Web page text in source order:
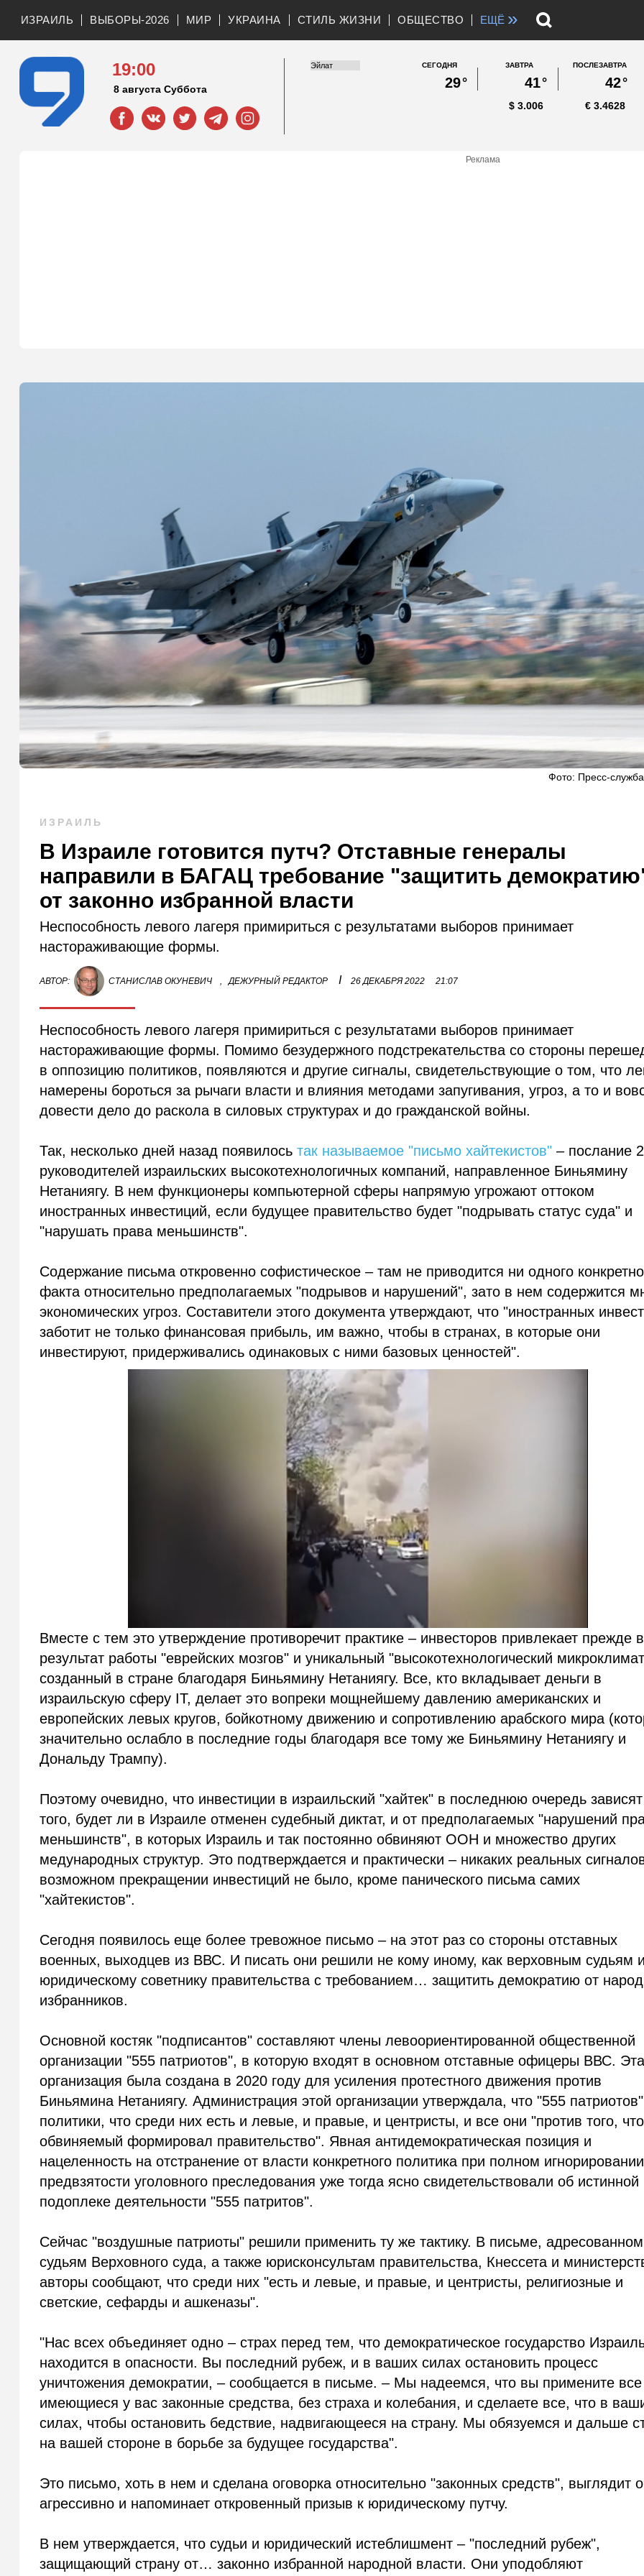
ИЗРАИЛЬ ВЫБОРЫ-2026 МИР УКРАИНА СТИЛЬ ЖИЗНИ ОБЩЕСТВО ЕЩЁ »
19:00
8 августа Суббота
СЕГОДНЯ
29°
ЗАВТРА
41°
ПОСЛЕЗАВТРА
42°
3.006
$ 3.4628
€
Реклама
Фото: Пресс-
ИЗРАИЛЬ
В Израиле готовится путч? Отставные генералы
направили в БАГАЦ требование "защитить
от законно избранной власти
Неспособность левого лагеря примириться с результатами выборов принимает
настораживающие формы.
АВТОР: СТАНИСЛАВ ОКУНЕВИЧ , ДЕЖУРНЫЙ РЕДАКТОР I 26 ДЕКАБРЯ 2022 21:07
Неспособность левого лагеря примириться с результатами выборов принимает
настораживающие формы. Помимо безудержного подстрекательства со стороны
в оппозицию политиков, появляются и другие сигналы, свидетельствующие о том, что
намерены бороться за рычаги власти и влияния методами запугивания, угроз, а то и
довести дело до раскола в силовых структурах и до гражданской войны.
Так, несколько дней назад появилосьтак называемое "письмо хайтекистов" – послание
руководителей израильских высокотехнологичных компаний, направленное Биньямину
Нетаниягу. В нем функционеры компьютерной сферы напрямую угрожают оттоком
иностранных инвестиций, если будущее правительство будет "подрывать статус суда" и
"нарушать права меньшинств".
Содержание письма откровенно софистическое – там не приводится ни одного
факта относительно предполагаемых "подрывов и нарушений", зато в нем содержится
экономических угроз. Составители этого документа утверждают, что "иностранных
заботит не только финансовая прибыль, им важно, чтобы в странах, в которые они
инвестируют, придерживались одинаковых с ними базовых ценностей".
Вместе с тем это утверждение противоречит практике – инвесторов привлекает прежде
результат работы "еврейских мозгов" и уникальный "высокотехнологический
созданный в стране благодаря Биньямину Нетаниягу. Все, кто вкладывает деньги в
израильскую сферу IT, делает это вопреки мощнейшему давлению американских и
европейских левых кругов, бойкотному движению и сопротивлению арабского мира
значительно ослабло в последние годы благодаря все тому же Биньямину Нетаниягу и
Дональду Трампу).
Поэтому очевидно, что инвестиции в израильский "хайтек" в последнюю очередь
того, будет ли в Израиле отменен судебный диктат, и от предполагаемых "нарушений
меньшинств", в которых Израиль и так постоянно обвиняют ООН и множество других
медународных структур. Это подтверждается и практически – никаких реальных
возможном прекращении инвестиций не было, кроме панического письма самих
"хайтекистов".
Сегодня появилось еще более тревожное письмо – на этот раз со стороны отставных
военных, выходцев из ВВС. И писать они решили не кому иному, как верховным судьям и
юридическому советнику правительства с требованием… защитить демократию от
избранников.
Основной костяк "подписантов" составляют члены левоориентированной общественной
организации "555 патриотов", в которую входят в основном отставные офицеры ВВС. Эта
организация была создана в 2020 году для усиления протестного движения против
Биньямина Нетаниягу. Администрация этой организации утверждала, что "555
политики, что среди них есть и левые, и правые, и центристы, и все они "против того,
обвиняемый формировал правительство". Явная антидемократическая позиция и
нацеленность на отстранение от власти конкретного политика при полном игнорировании
предвзятости уголовного преследования уже тогда ясно свидетельствовали об истинной
подоплеке деятельности "555 патритов".
Сейчас "воздушные патриоты" решили применить ту же тактику. В письме, адресованном
судьям Верховного суда, а также юрисконсультам правительства, Кнессета и
авторы сообщают, что среди них "есть и левые, и правые, и центристы, религиозные и
светские, сефарды и ашкеназы".
"Нас всех объединяет одно – страх перед тем, что демократическое государство
находится в опасности. Вы последний рубеж, и в ваших силах остановить процесс
уничтожения демократии, – сообщается в письме. – Мы надеемся, что вы примените все
имеющиеся у вас законные средства, без страха и колебания, и сделаете все, что в
силах, чтобы остановить бедствие, надвигающееся на страну. Мы обязуемся и дальше
на вашей стороне в борьбе за будущее государства".
Это письмо, хоть в нем и сделана оговорка относительно "законных средств", выглядит
агрессивно и напоминает откровенный призыв к юридическому путчу.
В нем утверждается, что судьи и юридический истеблишмент – "последний рубеж",
защищающий страну от… законно избранной народной власти. Они уподобляют